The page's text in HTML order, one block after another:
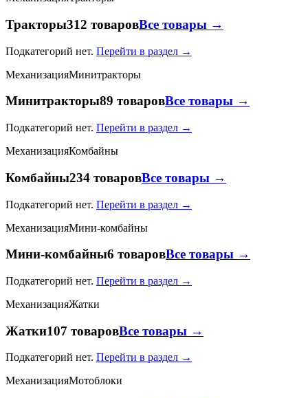
Тракторы312 товаровВсе товары →
Подкатегорий нет. Перейти в раздел →
МеханизацияМинитракторы
Минитракторы89 товаровВсе товары →
Подкатегорий нет. Перейти в раздел →
МеханизацияКомбайны
Комбайны234 товаровВсе товары →
Подкатегорий нет. Перейти в раздел →
МеханизацияМини-комбайны
Мини-комбайны6 товаровВсе товары →
Подкатегорий нет. Перейти в раздел →
МеханизацияЖатки
Жатки107 товаровВсе товары →
Подкатегорий нет. Перейти в раздел →
МеханизацияМотоблоки